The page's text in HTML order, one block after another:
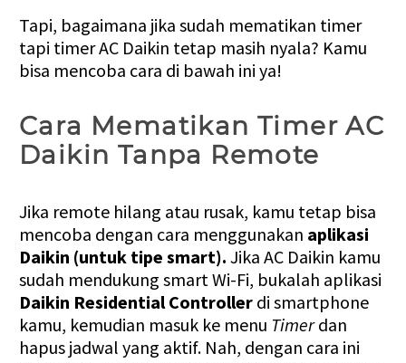
Tapi, bagaimana jika sudah mematikan timer
tapi timer AC Daikin tetap masih nyala? Kamu
bisa mencoba cara di bawah ini ya!
Cara Mematikan Timer AC
Daikin Tanpa Remote
Jika remote hilang atau rusak, kamu tetap bisa
mencoba dengan cara menggunakan aplikasi
Daikin (untuk tipe smart). Jika AC Daikin kamu
sudah mendukung smart Wi-Fi, bukalah aplikasi
Daikin Residential Controller di smartphone
kamu, kemudian masuk ke menu Timerdan
hapus jadwal yang aktif. Nah, dengan cara ini